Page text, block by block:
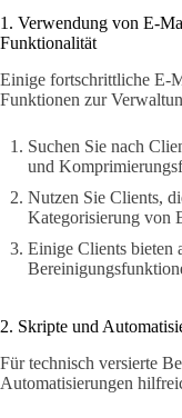
1. Verwendung von E-
Funktionalität
Einige fortschrittliche E-
Funktionen zur
Suchen Sie nach
und
Nutzen Sie Clients,
Kategorisierung von
Einige Clients bieten
2. Skripte und
Für technisch versierte
Automatisierungen